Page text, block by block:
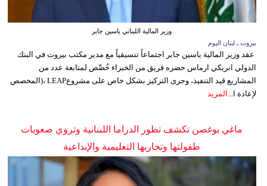
وزير المالية اللبناني ياسين جابر
بيروت ـ لبنان اليوم
عقد وزير المالية ياسين جابر اجتماعاً تنسيقياً مع مدير مكتب بيروت في البنك
الدولي انريكي ارماس حضره فريق من الخبراء خُصِّص لمتابعة عدد من
المشاريع قيد التنفيذ، وجرى التركيز بشكل خاص على مشروعLEAP ،(المخصص
لإعادة ا... المزيد
ماغي بوغصن تكشف تطور الدراما اللبنانية وتروي صعوبات
طفولتها وتجاربها التعليمية والإبداعية